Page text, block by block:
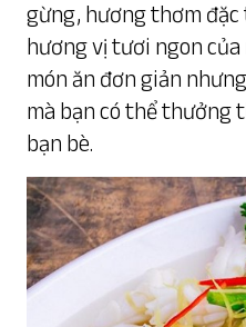
gừng, hương thơm đặc
hương vị tươi ngon
món ăn đơn giản
mà bạn có thể thưởng
bạn bè.